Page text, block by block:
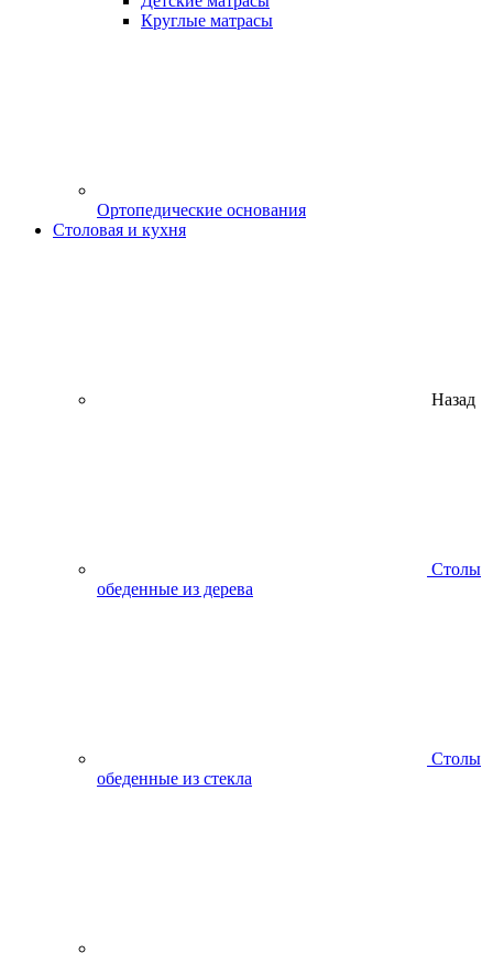
Круглые матрасы
Ортопедические основания
Столовая и кухня
Назад
Столы
обеденные из дерева
Столы
обеденные из стекла